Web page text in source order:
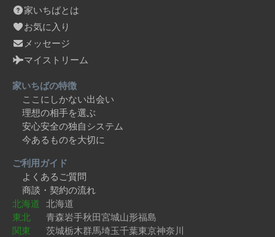
家いちばとは
お気に入り
メッセージ
マイストリーム
家いちばの特徴
ここにしかない出会い
理想の相手を選ぶ
安心安全の独自システム
今あるものを大切に
ご利用ガイド
よくあるご質問
商談・契約の流れ
北海道 北海道
東北
青森岩手秋田宮城山形福島
関東
茨城栃木群馬埼玉千葉東京神奈川